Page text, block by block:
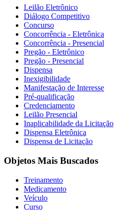
Leilão Eletrônico
Diálogo Competitivo
Concurso
Concorrência - Eletrônica
Concorrência - Presencial
Pregão - Eletrônico
Pregão - Presencial
Dispensa
Inexigibilidade
Manifestação de Interesse
Pré-qualificação
Credenciamento
Leilão Presencial
Inaplicabilidade da Licitação
Dispensa Eletrônica
Dispensa de Licitação
Objetos Mais Buscados
Treinamento
Medicamento
Veículo
Curso